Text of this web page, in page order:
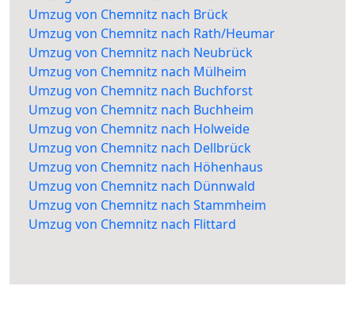
Umzug von Chemnitz nach Brück
Umzug von Chemnitz nach Rath/Heumar
Umzug von Chemnitz nach Neubrück
Umzug von Chemnitz nach Mülheim
Umzug von Chemnitz nach Buchforst
Umzug von Chemnitz nach Buchheim
Umzug von Chemnitz nach Holweide
Umzug von Chemnitz nach Dellbrück
Umzug von Chemnitz nach Höhenhaus
Umzug von Chemnitz nach Dünnwald
Umzug von Chemnitz nach Stammheim
Umzug von Chemnitz nach Flittard